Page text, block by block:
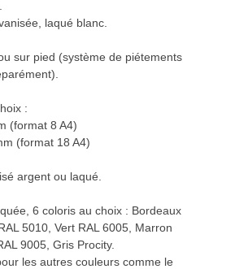
laqué blanc.
sur pied (système de piétements
:
(format 8 A4)
(format 18 A4)
argent ou laqué.
6 coloris au choix : Bordeaux
5010, Vert RAL 6005, Marron
9005, Gris Procity.
les autres couleurs comme le